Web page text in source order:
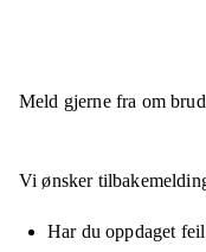
Meld gjerne fra om
Vi ønsker
Har du oppdaget